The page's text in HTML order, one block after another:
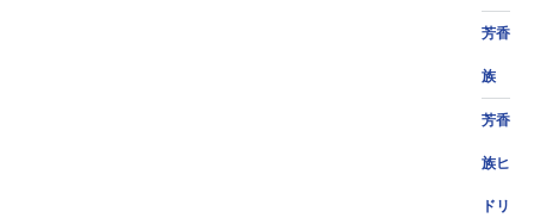
芳香
族
芳香
族ヒ
ドリ